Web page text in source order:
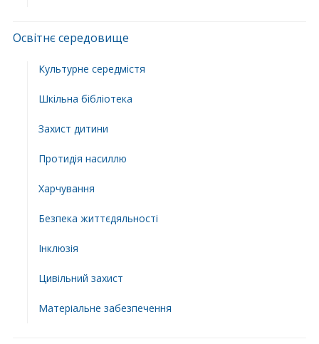
Освітнє середовище
Культурне середмістя
Шкільна бібліотека
Захист дитини
Протидія насиллю
Харчування
Безпека життєдяльності
Інклюзія
Цивільний захист
Матеріальне забезпечення